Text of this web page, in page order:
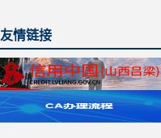
友情链接